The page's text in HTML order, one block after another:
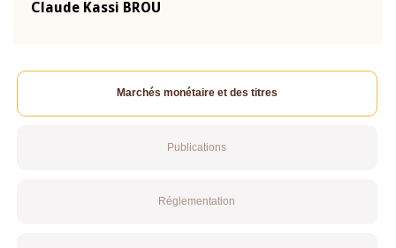
Claude Kassi BROU
Marchés monétaire et des titres
Publications
Réglementation